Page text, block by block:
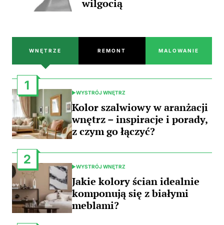
wilgocią
WNĘTRZE REMONT MALOWANIE
1
POSTED
IN
WYSTRÓJ WNĘTRZ
Kolor szalwiowy w aranżacji
wnętrz – inspiracje i porady,
z czym go łączyć?
2
POSTED
IN
WYSTRÓJ WNĘTRZ
Jakie kolory ścian idealnie
komponują się z białymi
meblami?